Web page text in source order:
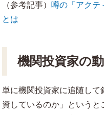
（参考記事） 噂の「アク
とは
機関投資家の
単に機関投資家に追随し
資しているのか」という